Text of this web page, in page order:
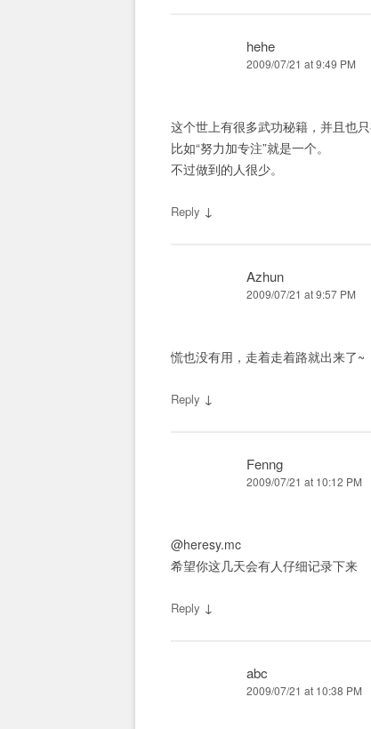
hehe
2009/07/21 at 9:49 PM
这个世上有很多武功秘籍，并且也只
比如“努力加专注”就是一个。
不过做到的人很少。
Reply ↓
Azhun
2009/07/21 at 9:57 PM
慌也没有用，走着走着路就出来了~
Reply ↓
Fenng
2009/07/21 at 10:12 PM
@heresy.mc
希望你这几天会有人仔细记录下来
Reply ↓
abc
2009/07/21 at 10:38 PM